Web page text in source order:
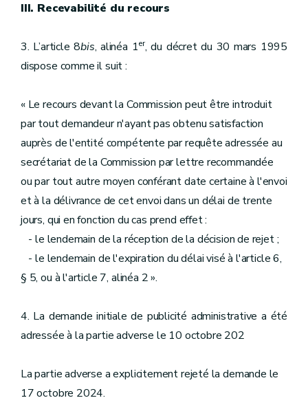
III. Recevabilité du recours
3. L’article 8bis, alinéa 1er, du décret du 30 mars 1995
dispose comme il suit :
« Le recours devant la Commission peut être introduit
par tout demandeur n'ayant pas obtenu satisfaction
auprès de l'entité compétente par requête adressée au
secrétariat de la Commission par lettre recommandée
ou par tout autre moyen conférant date certaine à l'envoi
et à la délivrance de cet envoi dans un délai de trente
jours, qui en fonction du cas prend effet :
- le lendemain de la réception de la décision de rejet ;
- le lendemain de l'expiration du délai visé à l'article 6,
§ 5, ou à l'article 7, alinéa 2 ».
4. La demande initiale de publicité administrative a été
adressée à la partie adverse le 10 octobre 202
La partie adverse a explicitement rejeté la demande le
17 octobre 2024.